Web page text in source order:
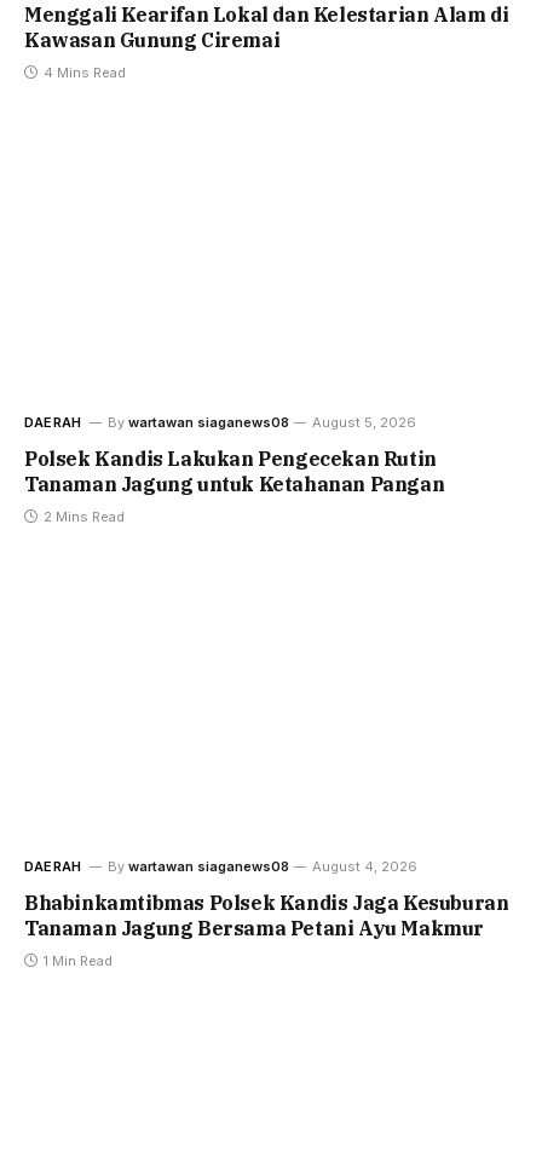
Menggali Kearifan Lokal dan Kelestarian Alam di
Kawasan Gunung Ciremai
4 Mins Read
DAERAH By wartawan siaganews08 August 5, 2026
Polsek Kandis Lakukan Pengecekan Rutin
Tanaman Jagung untuk Ketahanan Pangan
2 Mins Read
DAERAH By wartawan siaganews08 August 4, 2026
Bhabinkamtibmas Polsek Kandis Jaga Kesuburan
Tanaman Jagung Bersama Petani Ayu Makmur
1 Min Read